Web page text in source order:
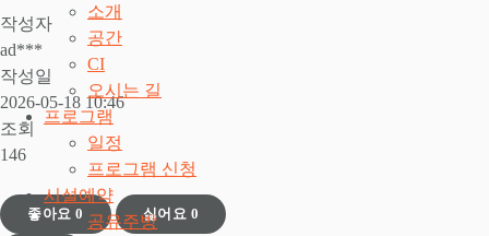
소개
공간
CI
오시는 길
프로그램
일정
프로그램 신청
시설예약
공유주방
작성자
ad***
작성일
2026-05-18 10:46
조회
146
좋아요 0 싫어요 0